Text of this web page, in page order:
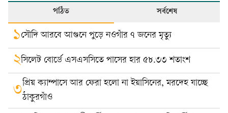
পঠিত সর্বশেষ
১সৌদি আরবে আগুনে পুড়ে নওগাঁর ৭ জনের মৃত্যু
২সিলেট বোর্ডে এসএসসিতে পাসের হার ৫৮.৩৩ শতাংশ
৩প্রিয় ক্যাম্পাসে আর ফেরা হলো না ইয়াসিনের, মরদেহ যাচ্ছে
ঠাকুরগাঁও